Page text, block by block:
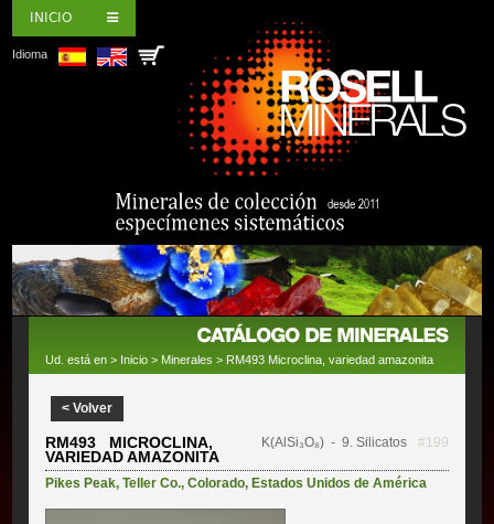
INICIO
Idioma
Ud. está en > Inicio > Minerales > RM493 Microclina, variedad amazonita
< Volver
RM493 MICROCLINA,
VARIEDAD AMAZONITA
K(AlSi₃O₈)- 9. Silicatos #199
Pikes Peak,Teller Co.,Colorado, Estados Unidos de América